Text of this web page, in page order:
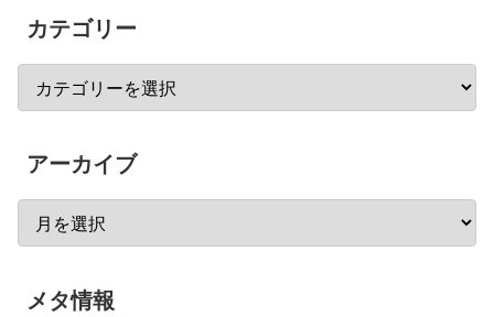
カテゴリー
アーカイブ
メタ情報